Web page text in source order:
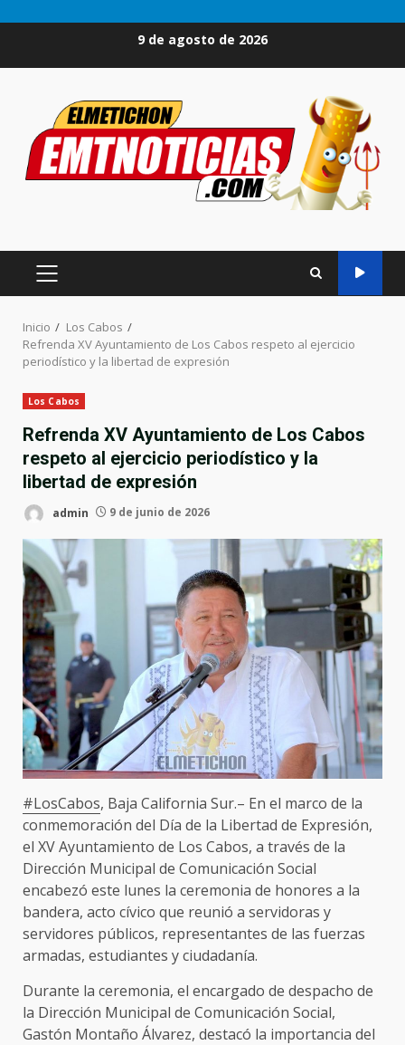
9 de agosto de 2026
MENÚ
PRINCIPAL
Inicio
Los Cabos
Refrenda XV Ayuntamiento de Los Cabos respeto al ejercicio
periodístico y la libertad de expresión
Los Cabos
Refrenda XV Ayuntamiento de Los Cabos
respeto al ejercicio periodístico y la
libertad de expresión
admin 9 de junio de 2026
#LosCabos, Baja California Sur.– En el marco de la
conmemoración del Día de la Libertad de Expresión,
el XV Ayuntamiento de Los Cabos, a través de la
Dirección Municipal de Comunicación Social
encabezó este lunes la ceremonia de honores a la
bandera, acto cívico que reunió a servidoras y
servidores públicos, representantes de las fuerzas
armadas, estudiantes y ciudadanía.
Durante la ceremonia, el encargado de despacho de
la Dirección Municipal de Comunicación Social,
Gastón Montaño Álvarez, destacó la importancia del